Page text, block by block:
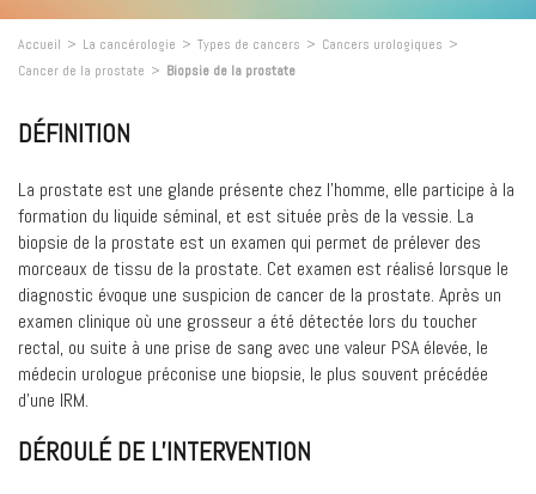
Accueil > La cancérologie > Types de cancers > Cancers urologiques >
Cancer de la prostate > Biopsie de la prostate
DÉFINITION
La prostate est une glande présente chez l’homme, elle participe à la
formation du liquide séminal, et est située près de la vessie. La
biopsie de la prostate est un examen qui permet de prélever des
morceaux de tissu de la prostate. Cet examen est réalisé lorsque le
diagnostic évoque une suspicion de cancer de la prostate. Après un
examen clinique où une grosseur a été détectée lors du toucher
rectal, ou suite à une prise de sang avec une valeur PSA élevée, le
médecin urologue préconise une biopsie, le plus souvent précédée
d’une IRM.
DÉROULÉ DE L’INTERVENTION